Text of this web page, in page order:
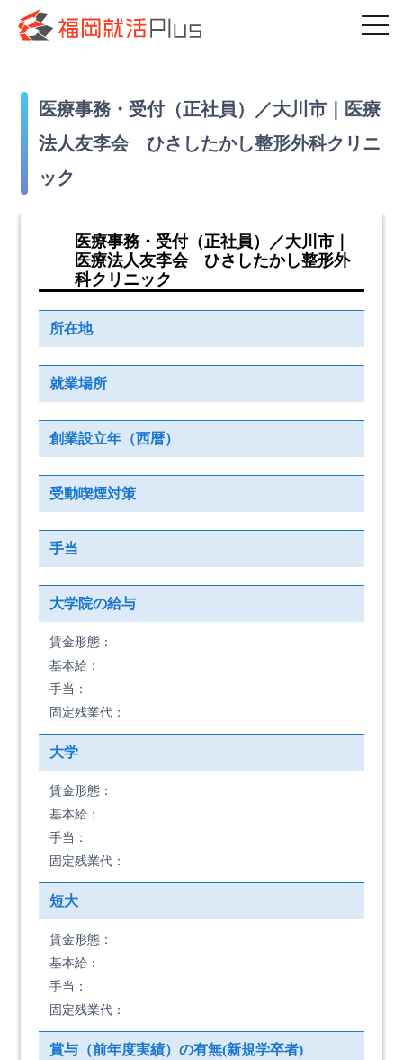
医療事務・受付（正社員）／大川市｜医療
法人友李会 ひさしたかし整形外科クリニ
ック
医療事務・受付（正社員）／大川市｜
医療法人友李会 ひさしたかし整形外
科クリニック
所在地
就業場所
創業設立年（西暦）
受動喫煙対策
手当
大学院の給与
賃金形態：
基本給：
手当：
固定残業代：
大学
賃金形態：
基本給：
手当：
固定残業代：
短大
賃金形態：
基本給：
手当：
固定残業代：
賞与（前年度実績）の有無(新規学卒者)